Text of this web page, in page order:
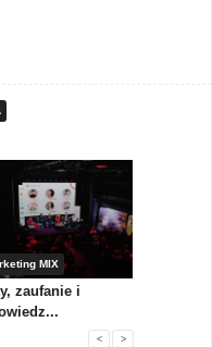
MIX
zaufanie i
< >